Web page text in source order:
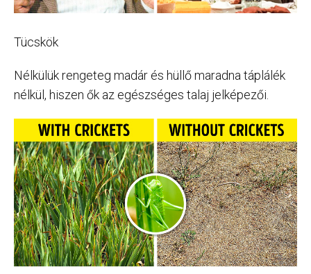
Tücskök
Nélkülük rengeteg madár és hüllő maradna táplálék
nélkül, hiszen ők az egészséges talaj jelképezői.